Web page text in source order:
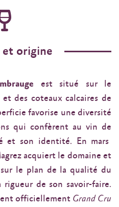
origine
est situé sur le
des coteaux calcaires de
favorise une diversité
qui confèrent au vin de
et son identité. En mars
acquiert le domaine et
le plan de la qualité du
de son savoir-faire.
officiellement Grand Cru